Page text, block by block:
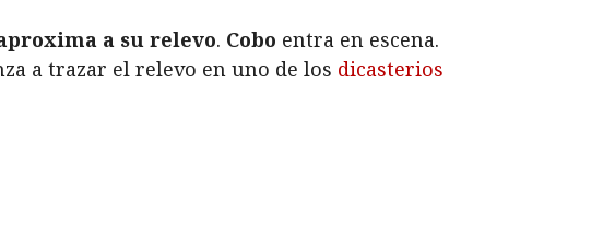
a su relevo. Cobo entra en escena.
a trazar el relevo en uno de los dicasterios